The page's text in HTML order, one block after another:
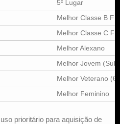
5º Lugar
Melhor Classe B
Melhor Classe C
Melhor Alexano
Melhor Jovem (Sub
Melhor Veterano
Melhor Feminino
prioritário para aquisição de